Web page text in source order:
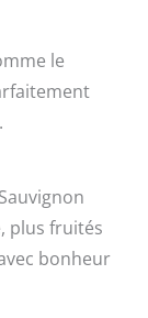
le
plus fruités
bonheur